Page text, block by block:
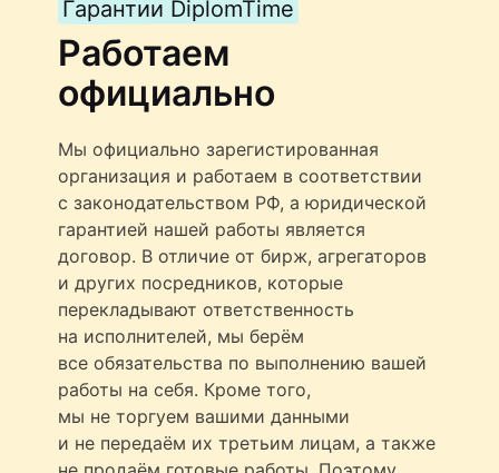
Гарантии DiplomTime
Работаем
официально
Мы официально зарегистированная
организация и работаем в соответствии
с законодательством РФ, а юридической
гарантией нашей работы является
договор. В отличие от бирж, агрегаторов
и других посредников, которые
перекладывают ответственность
на исполнителей, мы берём
все обязательства по выполнению вашей
работы на себя. Кроме того,
мы не торгуем вашими данными
и не передаём их третьим лицам, а также